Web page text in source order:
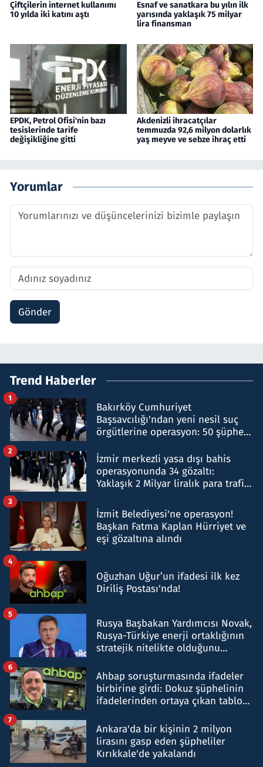
Çiftçilerin internet kullanımı
10 yılda iki katını aştı
Esnaf ve sanatkara bu yılın ilk
yarısında yaklaşık 75 milyar
lira finansman
EPDK, Petrol Ofisi'nin bazı
tesislerinde tarife
değişikliğine gitti
Akdenizli ihracatçılar
temmuzda 92,6 milyon dolarlık
yaş meyve ve sebze ihraç etti
Yorumlar
Gönder
Trend Haberler
Bakırköy Cumhuriyet
Başsavcılığı'ndan yeni nesil suç
örgütlerine operasyon: 50 şüpheli
1
İzmir merkezli yasa dışı bahis
operasyonunda 34 gözaltı:
Yaklaşık 2 Milyar liralık para trafiği
2
İzmit Belediyesi'ne operasyon!
Başkan Fatma Kaplan Hürriyet ve
eşi gözaltına alındı
3
Oğuzhan Uğur’un ifadesi ilk kez
Diriliş Postası'nda!
4
Rusya Başbakan Yardımcısı Novak,
Rusya-Türkiye enerji ortaklığının
stratejik nitelikte olduğunu
5
Ahbap soruşturmasında ifadeler
birbirine girdi: Dokuz şüphelinin
ifadelerinden ortaya çıkan tablo
6
Ankara'da bir kişinin 2 milyon
lirasını gasp eden şüpheliler
Kırıkkale'de yakalandı
7